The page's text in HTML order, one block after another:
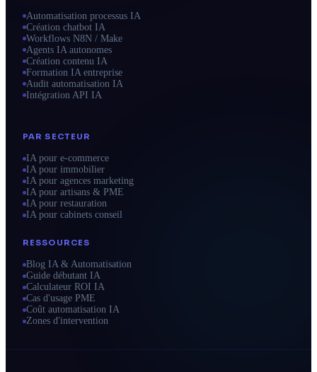
Automatisation processus IA
Création chatbot IA
Workflows N8N / Make
Agents IA autonomes
Création contenu IA
Formation IA entreprise
Audit automatisation IA
Intégration API IA
PAR SECTEUR
IA pour e-commerce
IA pour immobilier
IA pour agences marketing
IA pour artisans & PME
IA pour restauration
IA pour cabinets conseil
RESSOURCES
Blog IA & Automatisation
Guide débutant IA
Calculateur ROI IA
Cas d'usage PME
Coût automatisation IA
Zones d'intervention